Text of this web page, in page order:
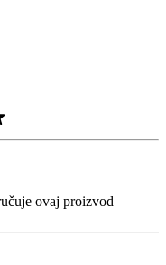
i zvezdica korisna su za
ovaj proizvod